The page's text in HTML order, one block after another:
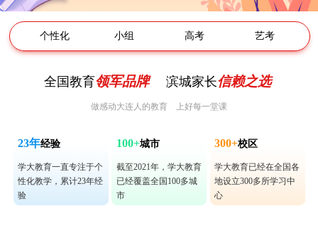
个性化 小组 高考 艺考
全国教育领军品牌 滨城家长信赖之选
做感动大连人的教育 上好每一堂课
23年经验
学大教育一直专注于个
性化教学，累计23年经
验
100+城市
截至2021年，学大教育
已经覆盖全国100多城
市
300+校区
学大教育已经在全国各
地设立300多所学习中
心